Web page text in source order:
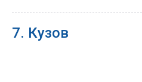
7. Кузов